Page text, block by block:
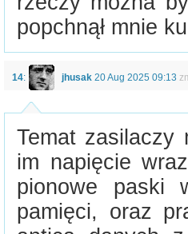
popchnął mnie
14: jhusak 20 Aug 2025 09:13
Temat zasilaczy
im napięcie
pionowe paski
pamięci, oraz